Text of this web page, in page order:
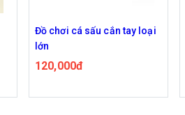
Đồ chơi cá sấu cắn tay loại
lớn
120,000đ